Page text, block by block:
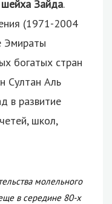
шейха Зайда.
(1971-2004
Эмираты
богатых стран
Султан Аль
в развитие
школ,
молельного
в середине 80-х